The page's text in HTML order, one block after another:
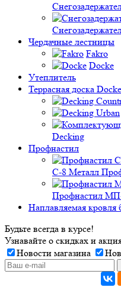
Чердачные лестницы
Fakro
Docke
Утеплитель
Террасная доска
Decking
Профнастил
C-8 Металл
Профнастил
Наплавляемая кровля
Будьте всегда в курсе!
Узнавайте о скидках и
Новости магазина